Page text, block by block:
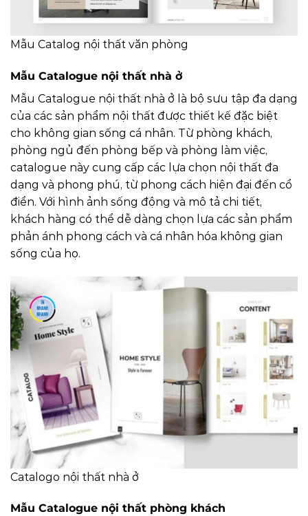
Mẫu Catalog nội thất văn phòng
Mẫu Catalogue nội thất nhà ở
Mẫu Catalogue nội thất nhà ở là bộ sưu tập đa dạng
của các sản phẩm nội thất được thiết kế đặc biệt
cho không gian sống cá nhân. Từ phòng khách,
phòng ngủ đến phòng bếp và phòng làm việc,
catalogue này cung cấp các lựa chọn nội thất đa
dạng và phong phú, từ phong cách hiện đại đến cổ
điển. Với hình ảnh sống động và mô tả chi tiết,
khách hàng có thể dễ dàng chọn lựa các sản phẩm
phản ánh phong cách và cá nhân hóa không gian
sống của họ.
Catalogo nội thất nhà ở
Mẫu Catalogue nội thất phòng khách